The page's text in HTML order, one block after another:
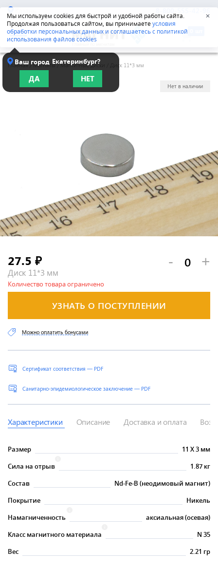
Мы используем cookies для быстрой и удобной работы сайта.
Продолжая пользоваться сайтом, вы принимаетеусловия
обработки персональных данных и соглашаетесь с политикой
использования файлов cookies
✕
Казань 8-800-555-42-96
Ваш город Екатеринбург?
ДА НЕТ
Главная /Магниты/Магнитные диски Диск 11*3 мм
Нет в наличии
Диск 11*3 мм
27.5 ₽ - +
УЗНАТЬ О ПОСТУПЛЕНИИ
Количество товара ограничено
Сертификат соответствия — PDF
Санитарно-эпидемиологическое заключение — PDF
Можно оплатить бонусами
Характеристики Описание Доставка и оплата
Размер 11 X3 мм
Сила на отрыв
1.87 кг
Состав
Nd-Fe-B (неодимовый магнит)
Покрытие
Никель
Намагниченность
аксиальная (осевая)
Класс магнитного материала
N 35
Вес
2.21 гр